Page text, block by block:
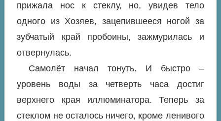
прижала нос к стеклу, но, увидев тело
одного из Хозяев, зацепившееся ногой за
зубчатый край пробоины, зажмурилась и
отвернулась.
Самолёт начал тонуть. И быстро –
уровень воды за четверть часа достиг
верхнего края иллюминатора. Теперь за
стеклом не осталось ничего, кроме ленивого